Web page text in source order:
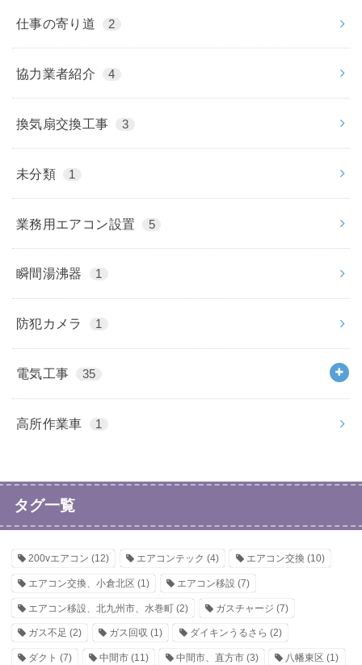
仕事の寄り道 2
協力業者紹介 4
換気扇交換工事 3
未分類 1
業務用エアコン設置 5
瞬間湯沸器 1
防犯カメラ 1
電気工事 35
高所作業車 1
タグ一覧
200vエアコン (12) エアコンテック (4) エアコン交換 (10)
エアコン交換、小倉北区 (1) エアコン移設 (7)
エアコン移設、北九州市、水巻町 (2) ガスチャージ (7)
ガス不足 (2) ガス回収 (1) ダイキンうるさら (2)
ダクト (7) 中間市(11) 中間市、直方市(3) 八幡東区 (1)